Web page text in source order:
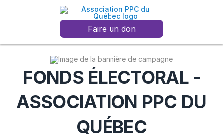
Faire un don
FONDS ÉLECTORAL -
ASSOCIATION PPC DU
QUÉBEC